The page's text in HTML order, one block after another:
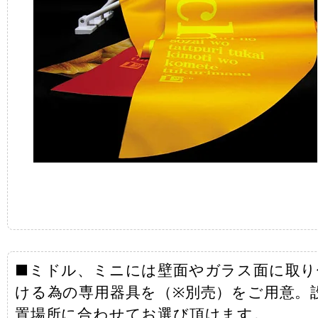
■ミドル、ミニには壁面やガラス面に取
ける為の専用器具を（※別売）をご用意。
置場所に合わせてお選び頂けます。